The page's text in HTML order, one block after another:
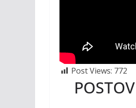
Post Views: 772